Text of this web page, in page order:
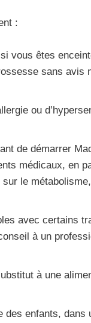
:
vous êtes
sans avis
ou
de démarrer
médicaux, en
le
avec certains
à un
à une
des enfants, dans